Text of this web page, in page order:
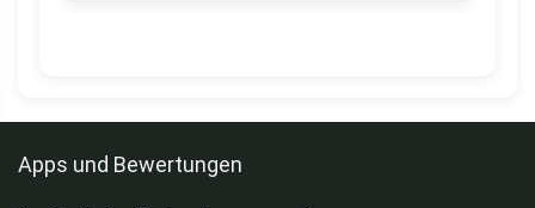
Apps und Bewertungen